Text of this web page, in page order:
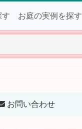
お庭の実例を探す
お問い合わせ